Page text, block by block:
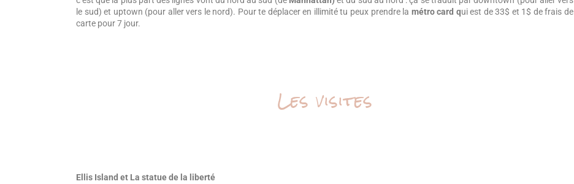
le sud) et uptown (pour aller vers le nord). Pour te déplacer en illimité tu peux prendre la métro card qui est de 33$ et 1$ de frais de
carte pour 7 jour.
Les visites
Ellis Island et La statue de la liberté